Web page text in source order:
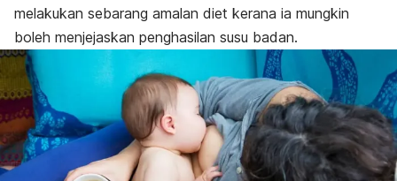
melakukan sebarang amalan diet kerana ia mungkin
boleh menjejaskan penghasilan susu badan.